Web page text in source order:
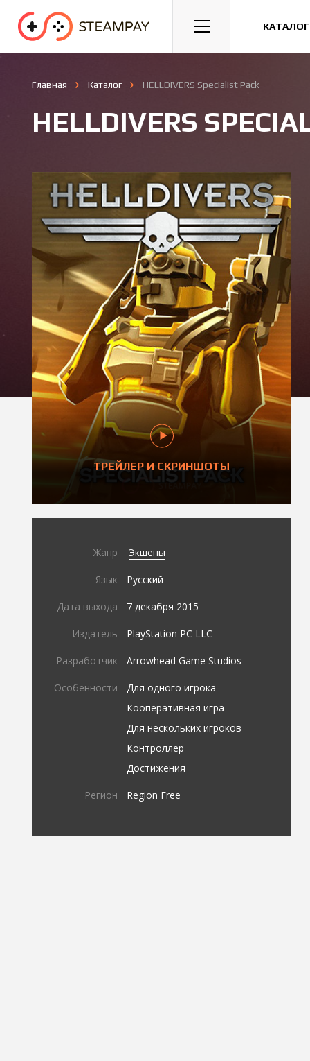
Спорт Гонки Казуальные
Главная Каталог HELLDIVERS Specialist Pack
HELLDIVERS
ТРЕЙЛЕР И СКРИНШОТЫ
Жанр Экшены
Язык Русский
Дата выхода 7 декабря 2015
Издатель PlayStation PC LLC
Разработчик Arrowhead Game Studios
Особенности
Для одного игрока
Кооперативная игра
Для нескольких игроков
Контроллер
Достижения
Регион Region Free